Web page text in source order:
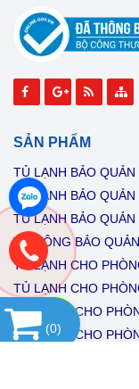
SẢN PHẨM
TỦ LẠNH BẢO QUẢN
TỦ LẠNH BẢO
TỦ LẠNH BẢO
TỦ ĐÔNG BẢO
TỦ LẠNH CHO
TỦ LẠNH CHO
TỦ ĐÔNG CHO
TỦ ĐÔNG CHO
(0)